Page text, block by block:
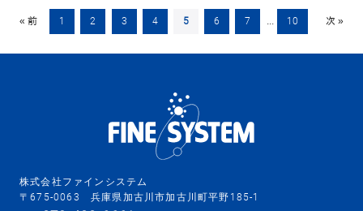
« 前 1 2 3 4 5 6 7 ... 10 次 »
株式会社ファインシステム
〒675-0063 兵庫県加古川市加古川町平野185-1